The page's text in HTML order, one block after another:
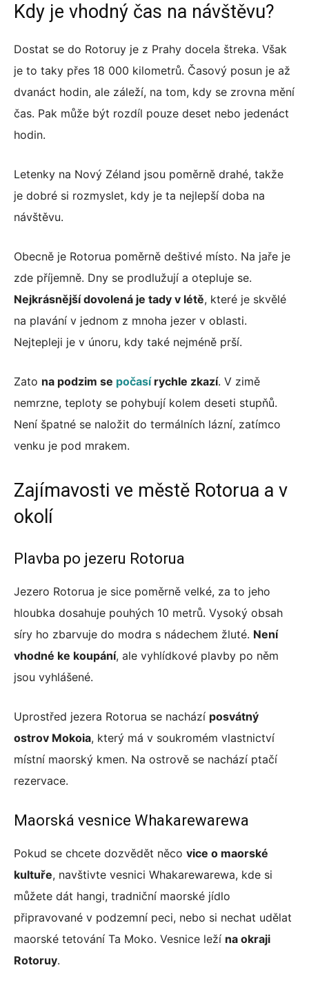
Kdy je vhodný čas na návštěvu?
Dostat se do Rotoruy je z Prahy docela štreka. Však
je to taky přes 18 000 kilometrů. Časový posun je až
dvanáct hodin, ale záleží, na tom, kdy se zrovna mění
čas. Pak může být rozdíl pouze deset nebo jedenáct
hodin.
Letenky na Nový Zéland jsou poměrně drahé, takže
je dobré si rozmyslet, kdy je ta nejlepší doba na
návštěvu.
Obecně je Rotorua poměrně deštivé místo. Na jaře je
zde příjemně. Dny se prodlužují a otepluje se.
Nejkrásnější dovolená je tady v létě, které je skvělé
na plavání v jednom z mnoha jezer v oblasti.
Nejtepleji je v únoru, kdy také nejméně prší.
Zato na podzim se počasírychle zkazí. V zimě
nemrzne, teploty se pohybují kolem deseti stupňů.
Není špatné se naložit do termálních lázní, zatímco
venku je pod mrakem.
Zajímavosti ve městě Rotorua a v
okolí
Plavba po jezeru Rotorua
Jezero Rotorua je sice poměrně velké, za to jeho
hloubka dosahuje pouhých 10 metrů. Vysoký obsah
síry ho zbarvuje do modra s nádechem žluté. Není
vhodné ke koupání, ale vyhlídkové plavby po něm
jsou vyhlášené.
Uprostřed jezera Rotorua se nachází posvátný
ostrov Mokoia, který má v soukromém vlastnictví
místní maorský kmen. Na ostrově se nachází ptačí
rezervace.
Maorská vesnice Whakarewarewa
Pokud se chcete dozvědět něco vice o maorské
kultuře, navštivte vesnici Whakarewarewa, kde si
můžete dát hangi, tradniční maorské jídlo
připravované v podzemní peci, nebo si nechat udělat
maorské tetování Ta Moko. Vesnice leží na okraji
Rotoruy.